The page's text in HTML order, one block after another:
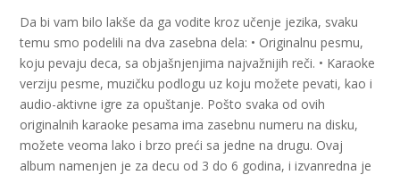
Da bi vam bilo lakše da ga vodite kroz učenje jezika, svaku
temu smo podelili na dva zasebna dela: • Originalnu pesmu,
koju pevaju deca, sa objašnjenjima najvažnijih reči. • Karaoke
verziju pesme, muzičku podlogu uz koju možete pevati, kao i
audio-aktivne igre za opuštanje. Pošto svaka od ovih
originalnih karaoke pesama ima zasebnu numeru na disku,
možete veoma lako i brzo preći sa jedne na drugu. Ovaj
album namenjen je za decu od 3 do 6 godina, i izvanredna je